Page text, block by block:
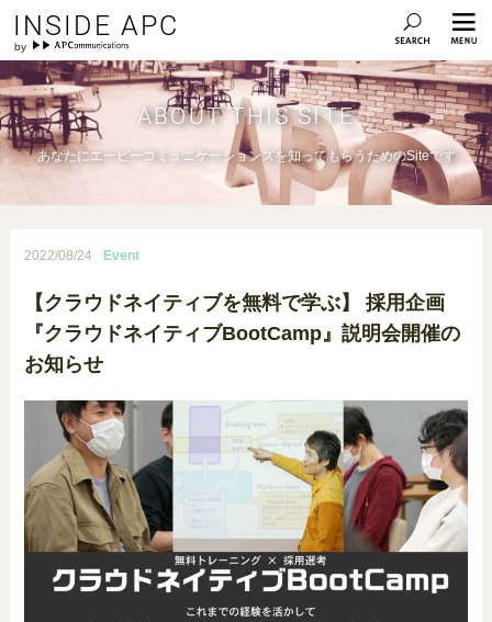
INSIDE APC
ABOUT THIS SITE
あなたにエーピーコミュニケーションズを知ってもらうためのSiteです
2022/08/24 Event
【クラウドネイティブを無料で学ぶ】 採用企画
『クラウドネイティブBootCamp』説明会開催の
お知らせ